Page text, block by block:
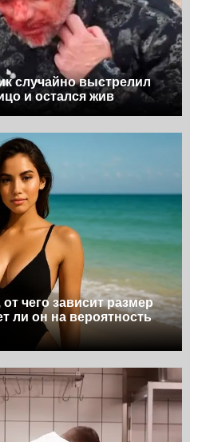
случайно выстрелил
и остался жив
чего зависит размер
ли он на вероятность